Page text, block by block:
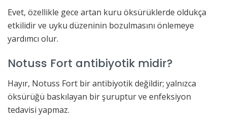
Evet, özellikle gece artan kuru öksürüklerde oldukça
etkilidir ve uyku düzeninin bozulmasını önlemeye
yardımcı olur.
Notuss Fort antibiyotik midir?
Hayır, Notuss Fort bir antibiyotik değildir; yalnızca
öksürüğü baskılayan bir şuruptur ve enfeksiyon
tedavisi yapmaz.